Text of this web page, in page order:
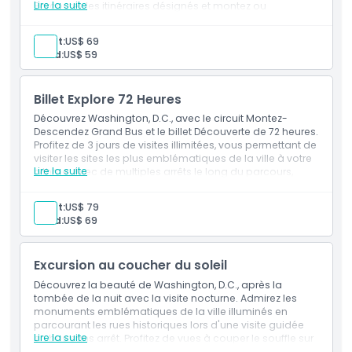
Inclus
Politique enfant/adulte
Heures d'ouverture
À savoir
Politique d'annulation
Parcourez les itinéraires désignés et montez ou
emblématiques. Avec un audioguide multilingue inclus,
obtenez des informations précieuses sur l'histoire et la
culture de la capitale des États-Unis en parcourant ses
rues historiques.
Lire la suite
Adult:US$ 69
Child:US$ 59
Billet Explore 72 Heures
Découvrez Washington, D.C., avec le circuit Montez-
Descendez Grand Bus et le billet Découverte de 72 heures.
Profitez de 3 jours de visites illimitées, vous permettant de
visiter les sites les plus emblématiques de la ville à votre
rythme. Avec de multiples arrêts le long du parcours,
des sites historiques et des attractions culturelles. La
visite comprend également un audioguide multilingue,
offrant des aperçus fascinants sur la riche histoire et le
patrimoine de la capitale américaine.
Lire la suite
Adult:US$ 79
Child:US$ 69
Excursion au coucher du soleil
Découvrez la beauté de Washington, D.C., après la
tombée de la nuit avec la visite nocturne. Admirez les
monuments emblématiques de la ville illuminés en
parcourant les rues historiques lors d'une visite guidée
en bus sans arrêt. Profitez de vues à couper le souffle sur
Lire la suite